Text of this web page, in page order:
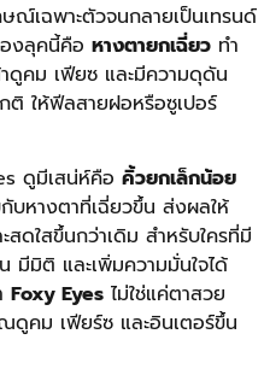
ณ์เฉพาะตัวจนกลายเป็นเทรนด์
งลุคนี้คือ หางตายกเฉี่ยว ทำ
ดูคม เฟียซ และมีความดุดัน
ติ ให้ฟีลสายฝอหรือซูเปอร์
ดูมีเสน่ห์คือ คิ้วยกเล็กน้อย
บหางตาที่เฉี่ยวขึ้น ส่งผลให้
ดใสขึ้นกว่าเดิม สำหรับใครที่มี
มีมิติ และเพิ่มความมั่นใจได้
Foxy Eyes ไม่ใช่แค่ตาสวย
คม เฟียร์ซ และอินเตอร์ขึ้น